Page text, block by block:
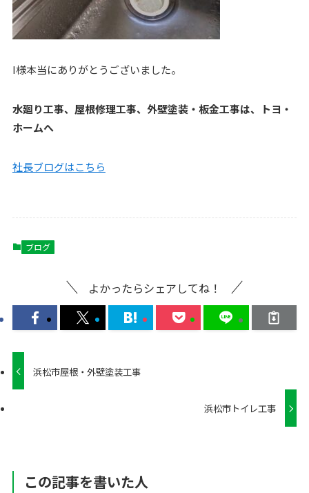
I様本当にありがとうございました。
水廻り工事、屋根修理工事、外壁塗装・板金工事は、トヨ・
ホームへ
社長ブログはこちら
ブログ
よかったらシェアしてね！
浜松市屋根・外壁塗装工事
浜松市トイレ工事
この記事を書いた人